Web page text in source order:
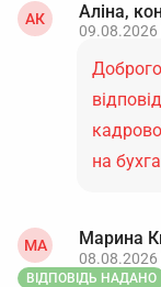
АК Аліна,
09.08.2026
на
МА Марина
08.08.2026
ВІДПОВІДЬ НАДАНО